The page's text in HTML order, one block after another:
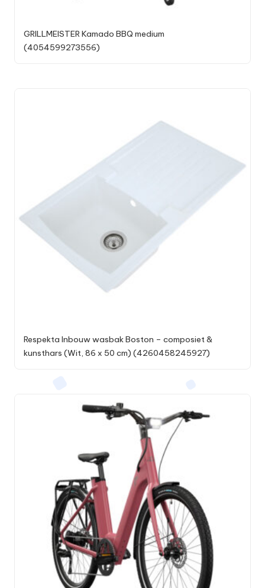
GRILLMEISTER Kamado BBQ medium
(4054599273556)
Respekta Inbouw wasbak Boston – composiet &
kunsthars (Wit, 86 x 50 cm) (4260458245927)